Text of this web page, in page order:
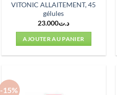
VITONIC ALLAITEMENT, 45
gélules
د.ت23.000
AJOUTER AU PANIER
-15%